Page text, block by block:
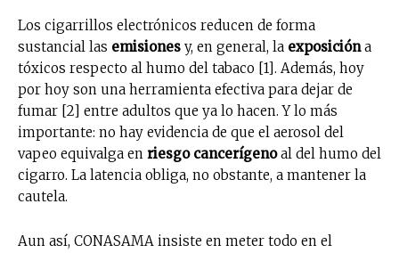
Los cigarrillos electrónicos reducen de forma
sustancial las emisiones y, en general, la exposicióna
tóxicos respecto al humo del tabaco [1]. Además, hoy
por hoy son una herramienta efectiva para dejar de
fumar [2] entre adultos que ya lo hacen. Y lo más
importante: no hay evidencia de que el aerosol del
vapeo equivalga en riesgo cancerígenoal del humo del
cigarro. La latencia obliga, no obstante, a mantener la
cautela.
Aun así, CONASAMA insiste en meter todo en el